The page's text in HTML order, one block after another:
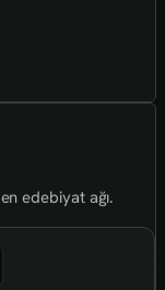
edebiyat ağı.